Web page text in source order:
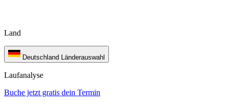
Land
Deutschland Länderauswahl
Laufanalyse
Buche jetzt gratis dein Termin